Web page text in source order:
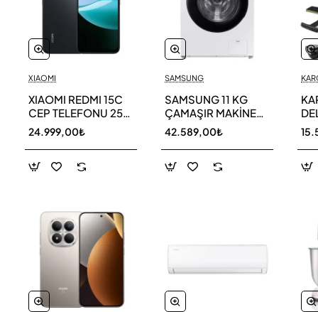
XIAOMI
XIAOMI REDMI 15C
CEP TELEFONU 256
GB
24.999,00₺
SAMSUNG
SAMSUNG 11 KG
ÇAMAŞIR MAKİNESİ
WW11DG5B25AEAH
42.589,00₺